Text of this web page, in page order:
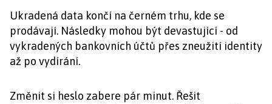
Ukradená data končí na černém trhu, kde se
prodávají. Následky mohou být devastující - od
vykradených bankovních účtů přes zneužití identity
až po vydírání.
Změnit si heslo zabere pár minut. Řešit